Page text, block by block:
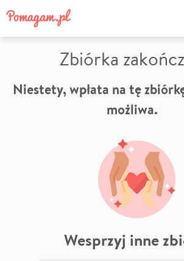
Zbiórka
Niestety, wpłata na tę
możliwa.
Wesprzyj inne